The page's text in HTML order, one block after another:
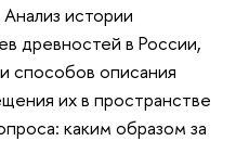
истории
древностей в России,
способов описания
их в пространстве
каким образом за